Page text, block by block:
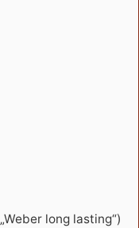
long lasting“)